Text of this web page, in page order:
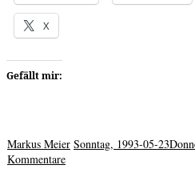
X
Gefällt mir:
Markus Meier Sonntag, 1993-05-23
Kommentare